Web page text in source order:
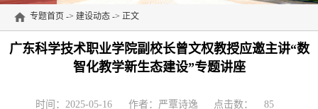
专题首页 -> 建设动态 -> 正文
广东科学技术职业学院副校长曾文权教授应邀主讲“数
智化教学新生态建设”专题讲座
时间：2025-05-16 作者：严覃诗逸 点击数： 85